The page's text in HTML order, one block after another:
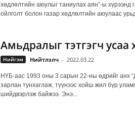
хөдлөлтийн аюулыг таниулах аян”-ы хүрээнд
ойлголт болон газар хөдлөлтийн аюулаас
Амьдралыг тэтгэгч усаа
Нийгэм Нийтлэлч - 2022.03.22
НҮБ-аас 1993 оны 3 сарын 22-ны өдрийг анх
зарлан тунхаглаж, түүнээс хойш жил бүр
шийдвэрлэж байжээ. Энэ...